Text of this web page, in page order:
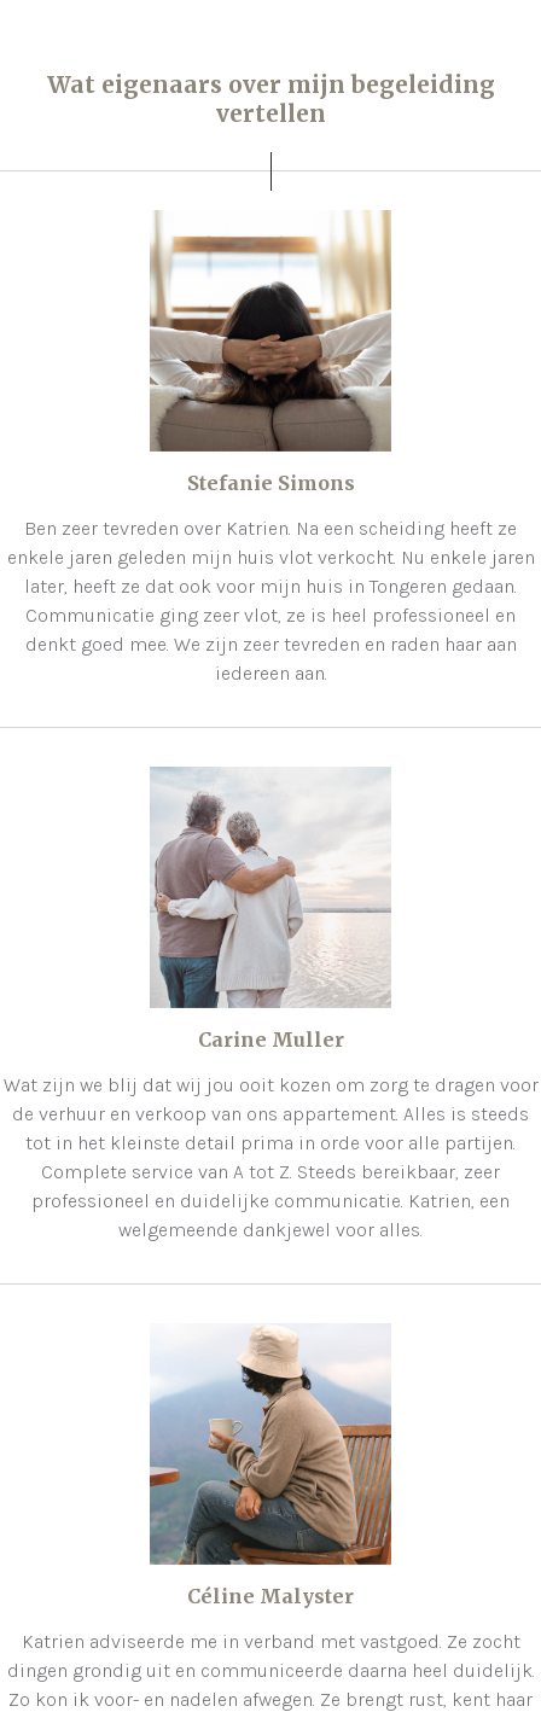
Wat eigenaars over mijn begeleiding
vertellen
Stefanie Simons
Ben zeer tevreden over Katrien. Na een scheiding heeft ze
enkele jaren geleden mijn huis vlot verkocht. Nu enkele jaren
later, heeft ze dat ook voor mijn huis in Tongeren gedaan.
Communicatie ging zeer vlot, ze is heel professioneel en
denkt goed mee. We zijn zeer tevreden en raden haar aan
iedereen aan.
Carine Muller
Wat zijn we blij dat wij jou ooit kozen om zorg te dragen voor
de verhuur en verkoop van ons appartement. Alles is steeds
tot in het kleinste detail prima in orde voor alle partijen.
Complete service van A tot Z. Steeds bereikbaar, zeer
professioneel en duidelijke communicatie. Katrien, een
welgemeende dankjewel voor alles.
Céline Malyster
Katrien adviseerde me in verband met vastgoed. Ze zocht
dingen grondig uit en communiceerde daarna heel duidelijk.
Zo kon ik voor- en nadelen afwegen. Ze brengt rust, kent haar